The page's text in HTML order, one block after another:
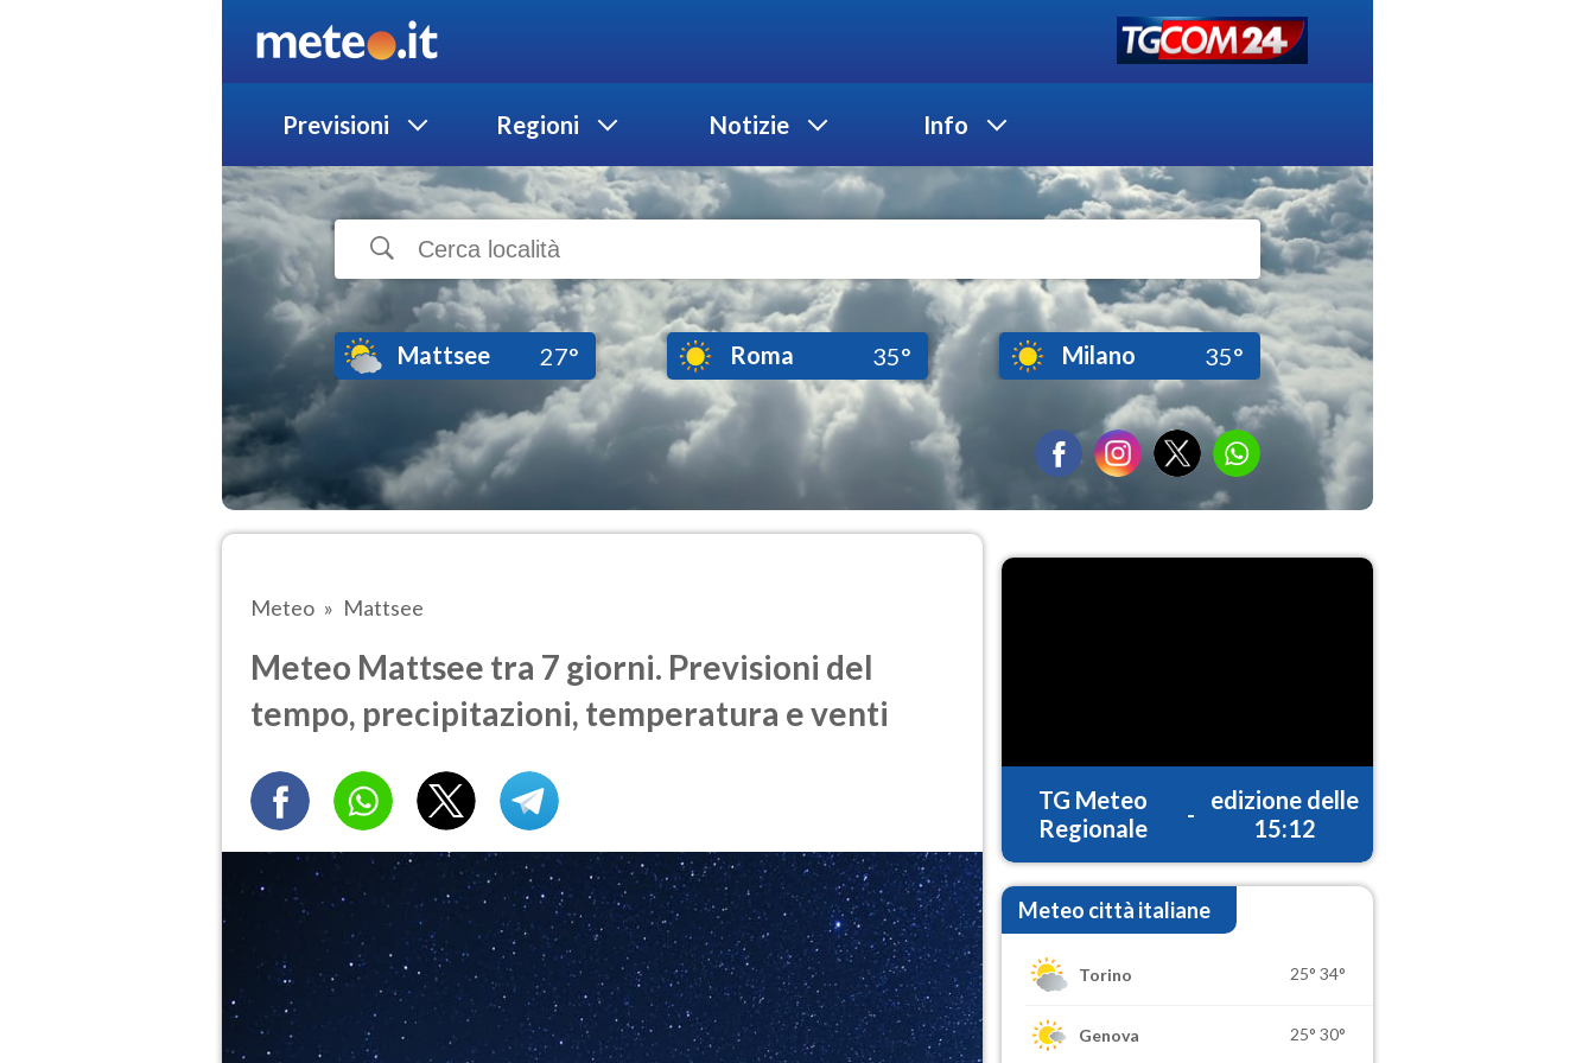
Previsioni Regioni Notizie Info
Mattsee 27° Roma 35° Milano 35°
Meteo Mattsee
Meteo Mattsee tra 7 giorni. Previsioni del
tempo, precipitazioni, temperatura e venti
TG Meteo
Regionale
-
edizione delle
15:12
Meteo città italiane
Torino 25° 34°
Genova 25° 30°